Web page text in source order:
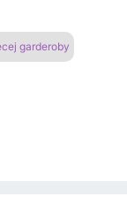
garderoby